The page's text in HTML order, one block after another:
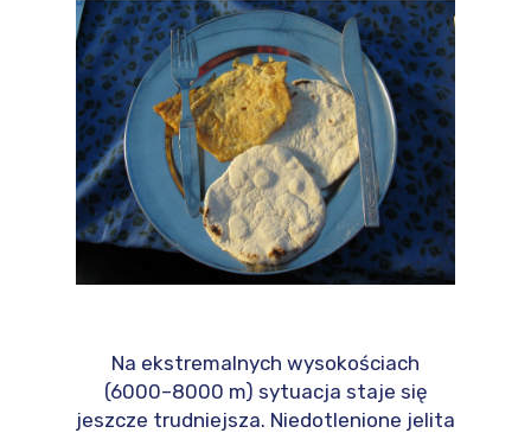
Na ekstremalnych wysokościach
(6000–8000 m) sytuacja staje się
jeszcze trudniejsza. Niedotlenione jelita